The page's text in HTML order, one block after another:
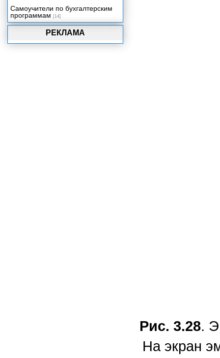
Рис. 3.28.
На экран
РЕКЛАМА
Самоучители по бухгалтерским
программам [14]